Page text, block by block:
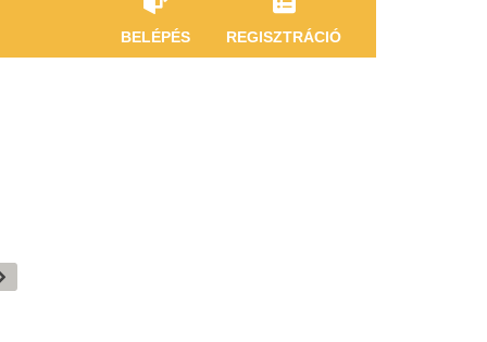
BELÉPÉS REGISZTRÁCIÓ